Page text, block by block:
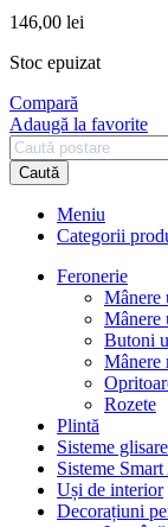
146,00 lei
Stoc epuizat
Compară
Adaugă la favorite
Caută
Meniu
Categorii
Feronerie
Mânere
Mânere
Butoni
Mânere
Rozete
Plintă
Sisteme glisare
Sisteme
Uși de interior
Decorațiuni